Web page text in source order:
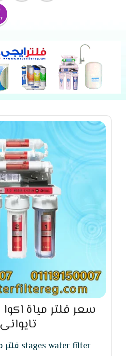
تايوانى
فلتر مياه 7 مراحل - 7 stages water filter